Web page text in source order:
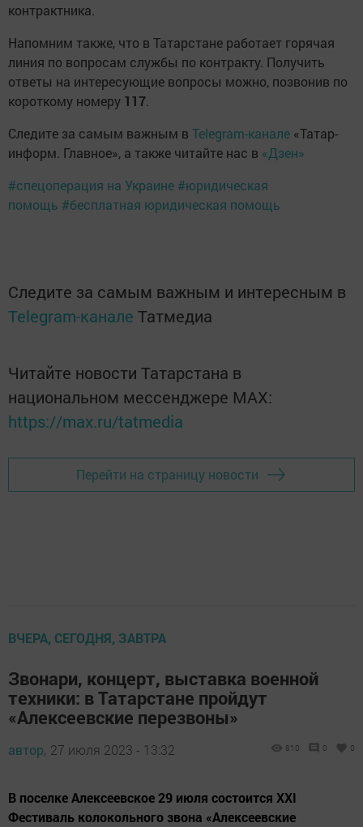
контрактника.
Напомним также, что в Татарстане работает горячая
линия по вопросам службы по контракту. Получить
ответы на интересующие вопросы можно, позвонив по
короткому номеру 117.
Следите за самым важным в Telegram-канале «Татар-
информ. Главное», а также читайте нас в «Дзен»
#спецоперация на Украине#юридическая
помощь #бесплатная юридическая помощь
Следите за самым важным и интересным в
Telegram-канале Татмедиа
Читайте новости Татарстана в
национальном мессенджере MАХ:
https://max.ru/tatmedia
Перейти на страницу новости
ВЧЕРА, СЕГОДНЯ, ЗАВТРА
Звонари, концерт, выставка военной
техники: в Татарстане пройдут
«Алексеевские перезвоны»
автор, 27 июля 2023 - 13:32 810 0 0
В поселке Алексеевское 29 июля состоится XXI
Фестиваль колокольного звона «Алексеевские